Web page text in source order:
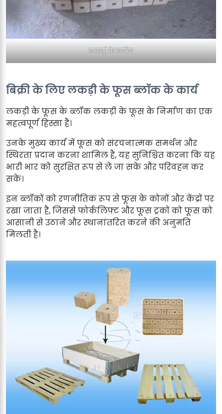
लकड़ी के ब्लॉक
बिक्री के लिए लकड़ी के फूस ब्लॉक के कार्य
लकड़ी के फूस के ब्लॉक लकड़ी के फूस के निर्माण का एक
महत्वपूर्ण हिस्सा हैं।
उनके मुख्य कार्य में फूस को संरचनात्मक समर्थन और
स्थिरता प्रदान करना शामिल है, यह सुनिश्चित करना कि यह
भारी भार को सुरक्षित रूप से ले जा सके और परिवहन कर
सके।
इन ब्लॉकों को रणनीतिक रूप से फूस के कोनों और केंद्रों पर
रखा जाता है, जिससे फोर्कलिफ्ट और फूस ट्रकों को फूस को
आसानी से उठाने और स्थानांतरित करने की अनुमति
मिलती है।